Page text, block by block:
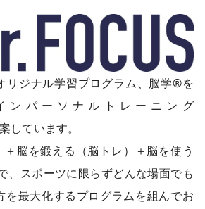
リジナル学習プログラム、脳学®︎を
ンパーソナルトレーニング
しています。
脳を鍛える（脳トレ）＋脳を使う
、スポーツに限らずどんな場面でも
を最大化するプログラムを組んでお